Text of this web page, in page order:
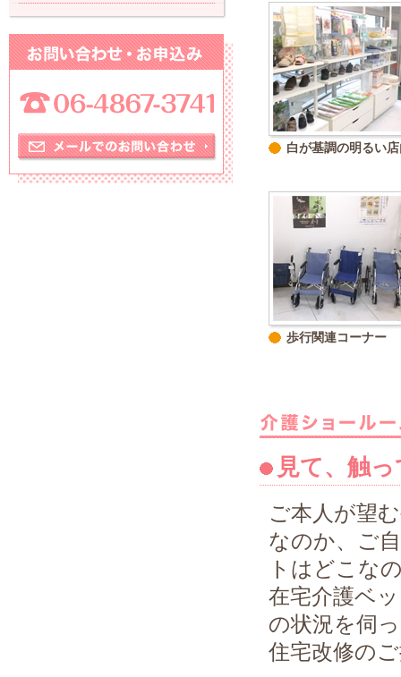
白が基調の明るい
歩行関連コーナー
見て、触
ご本人が望
なのか、ご
トはどこな
在宅介護ベ
の状況を伺
住宅改修の